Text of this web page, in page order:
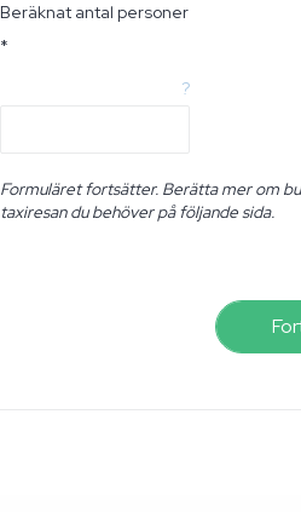
Beräknat antal personer
*
?
Formuläret fortsätter. Berätta mer om
taxiresan du behöver på följande sida.